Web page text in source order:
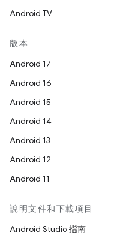
Android TV
版本
Android 17
Android 16
Android 15
Android 14
Android 13
Android 12
Android 11
說明文件和下載項目
Android Studio 指南